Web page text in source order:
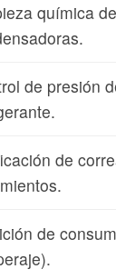
química
de presión
de
de